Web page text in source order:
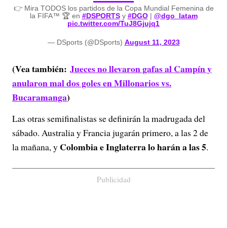
👉 Mira TODOS los partidos de la Copa Mundial Femenina de
la FIFA™️ 🏆 en #DSPORTSy #DGO| @dgo_latam
pic.twitter.com/TuJ8Gjujq1
— DSports (@DSports) August 11, 2023
(Vea también: Jueces no llevaron gafas al Campín y
anularon mal dos goles en Millonarios vs.
Bucaramanga)
Las otras semifinalistas se definirán la madrugada del
sábado. Australia y Francia jugarán primero, a las 2 de
la mañana, y Colombia e Inglaterra lo harán a las 5.
Publicidad